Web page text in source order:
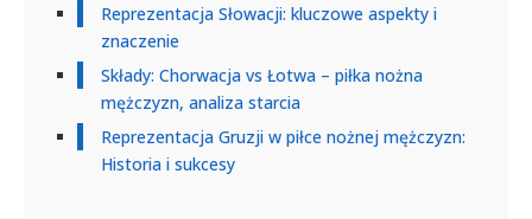
Reprezentacja Słowacji: kluczowe aspekty i
znaczenie
Składy: Chorwacja vs Łotwa – piłka nożna
mężczyzn, analiza starcia
Reprezentacja Gruzji w piłce nożnej mężczyzn:
Historia i sukcesy